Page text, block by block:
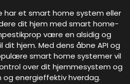
har et smart home system eller
dit hjem med smart home-
være en alsidig og
hjem. Med dens åbne API og
smart home systemer vil
over dit hjemmesystem og
og energieffektiv hverdag.